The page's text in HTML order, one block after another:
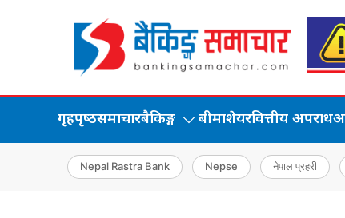
गृहपृष्‍ठसमाचारबैकिङ्ग बीमाशेयरवित्तीय अपराध
Nepal Rastra Bank Nepse नेपाल प्रहरी